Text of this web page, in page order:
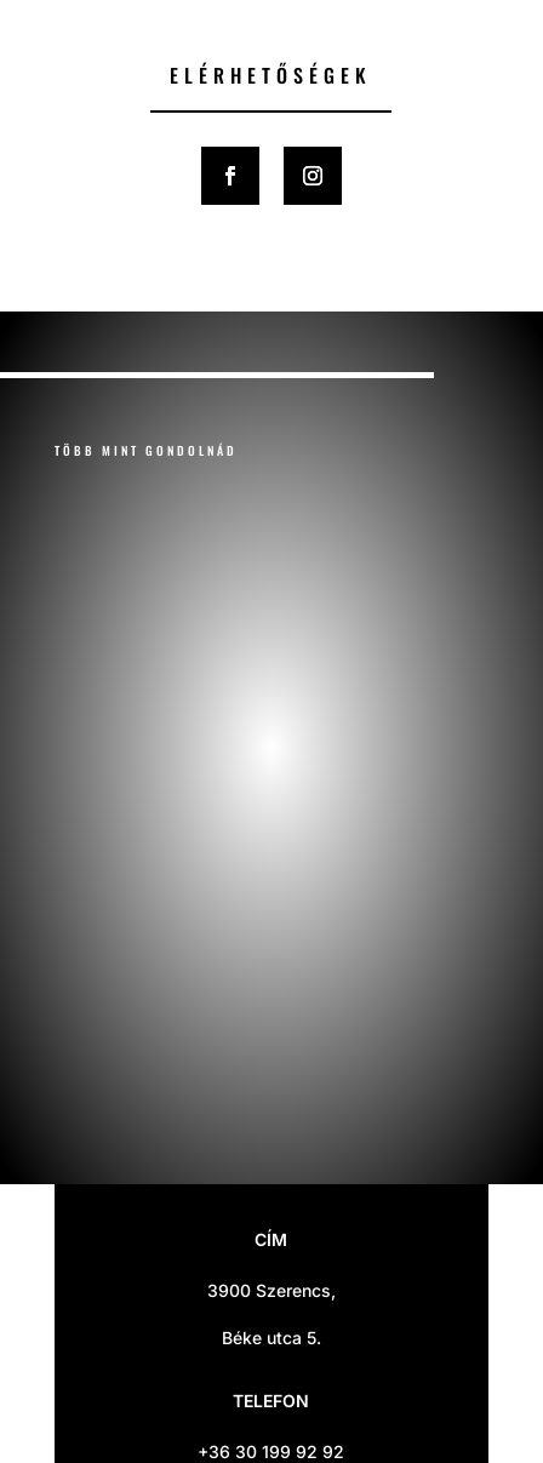
ELÉRHETŐSÉGEK
TÖBB MINT GONDOLNÁD
CÍM
3900 Szerencs,
Béke utca 5.
TELEFON
+36 30 199 92 92